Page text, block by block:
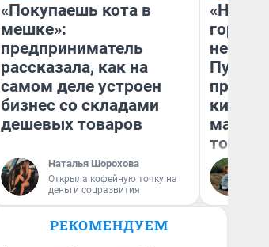
«Покупаешь кота в
мешке»:
предприниматель
рассказала, как на
самом деле устроен
бизнес со складами
дешевых товаров
Наталья Шорохова
Открыла кофейную точку на
деньги соцразвития
«Нет
того
РЕКОМЕНДУЕМ